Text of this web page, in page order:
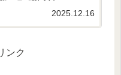
2025.12.16
ンク